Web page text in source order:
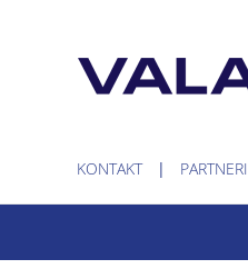
KONTAKT PARTNERI